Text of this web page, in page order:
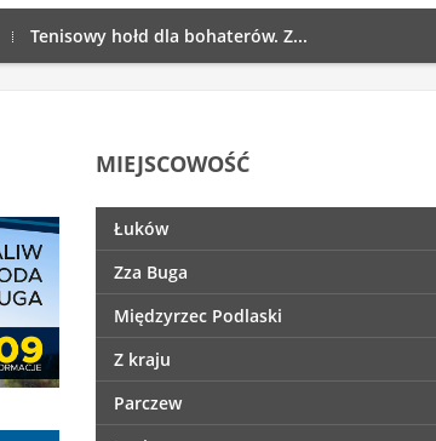
Tenisowy hołd dla bohaterów. Z...
MIEJSCOWOŚĆ
Łuków
Zza Buga
Międzyrzec Podlaski
Z kraju
Parczew